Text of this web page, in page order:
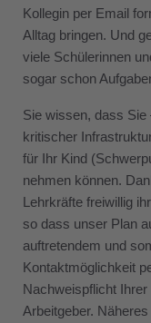
Kollegin per Email
Alltag bringen. Und
viele Schülerinnen
sogar schon
Sie wissen, dass
kritischer
für Ihr Kind
nehmen können.
Lehrkräfte freiwillig
so dass unser Plan
auftretendem und
Kontaktmöglichkeit
Nachweispflicht
Arbeitgeber.